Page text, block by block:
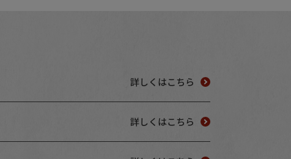
詳しくはこちら
詳しくはこちら